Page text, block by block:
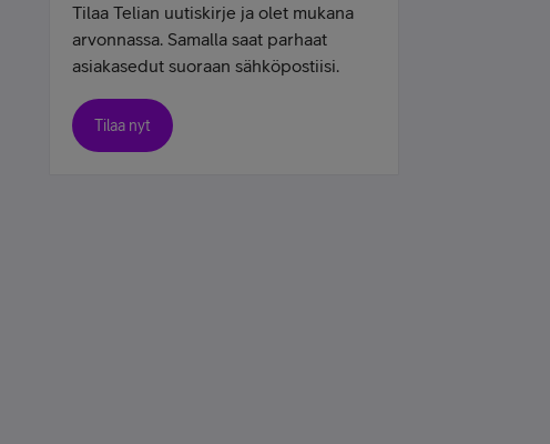
Tilaa Telian uutiskirje ja olet mukana
arvonnassa. Samalla saat parhaat
asiakasedut suoraan sähköpostiisi.
Tilaa nyt